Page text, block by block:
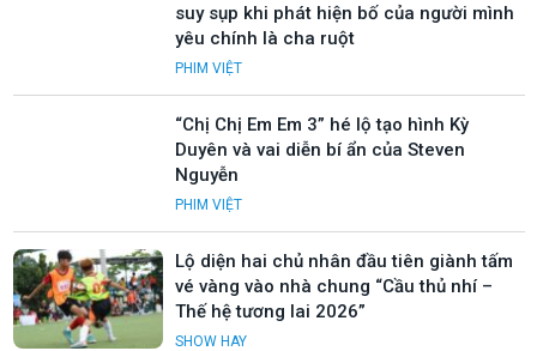
suy sụp khi phát hiện bố của người mình
yêu chính là cha ruột
PHIM VIỆT
“Chị Chị Em Em 3” hé lộ tạo hình Kỳ
Duyên và vai diễn bí ẩn của Steven
Nguyễn
PHIM VIỆT
Lộ diện hai chủ nhân đầu tiên giành tấm
vé vàng vào nhà chung “Cầu thủ nhí –
Thế hệ tương lai 2026”
SHOW HAY